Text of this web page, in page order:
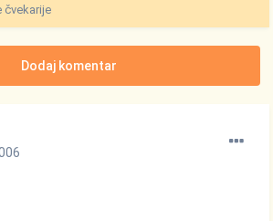
čvekarije
Dodaj komentar